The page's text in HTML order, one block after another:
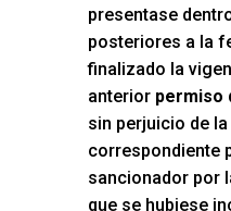
presentase
posteriores a la
finalizado la
anterior permiso
sin perjuicio de
correspondiente
sancionador por
que se hubiese